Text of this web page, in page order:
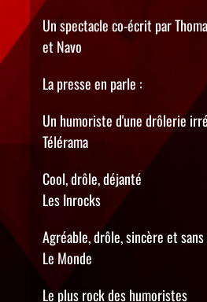
Un spectacle co-écrit par
et Navo
La presse en parle :
Un humoriste d'une drôlerie
Télérama
Cool, drôle, déjanté
Les Inrocks
Agréable, drôle, sincère et
Le Monde
Le plus rock des humoristes